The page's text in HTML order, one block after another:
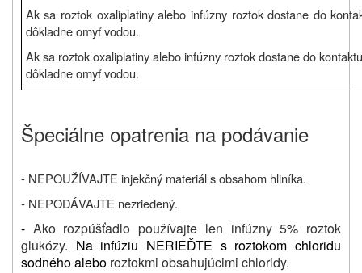
Ak sa roztok oxaliplatiny alebo infúzny roztok dostane do
dôkladne omyť vodou.
Ak sa roztok oxaliplatiny alebo infúzny roztok dostane do
dôkladne omyť vodou.
Špeciálne opatrenia na podávanie
- NEPOUŽÍVAJTE injekčný materiál s obsahom hliníka.
- NEPODÁVAJTE nezriedený.
- Ako rozpúšťadlo používajte len infúzny 5% roztok
glukózy. Na infúziu NERIEĎTE s roztokom chloridu
sodného alebo roztokmi obsahujúcimi chloridy.